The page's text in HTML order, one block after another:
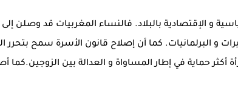
و الإقتصادية بالبلاد. فالنساء المغربيات قد وصلن
و البرلمانيات. كما أن إصلاح قانون الأسرة سمح بتحرر
أكثر حماية في إطار المساواة و العدالة بين